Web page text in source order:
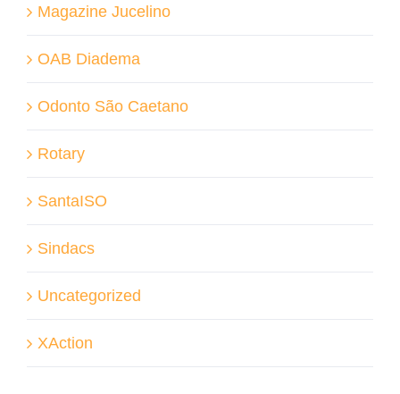
Magazine Jucelino
OAB Diadema
Odonto São Caetano
Rotary
SantaISO
Sindacs
Uncategorized
XAction